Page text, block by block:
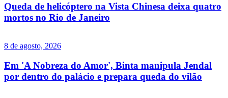
Queda de helicóptero na Vista Chinesa deixa quatro
mortos no Rio de Janeiro
8 de agosto, 2026
Em 'A Nobreza do Amor', Binta manipula Jendal
por dentro do palácio e prepara queda do vilão